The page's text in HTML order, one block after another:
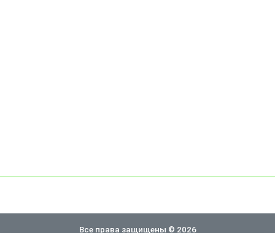
Все права защищены © 2026